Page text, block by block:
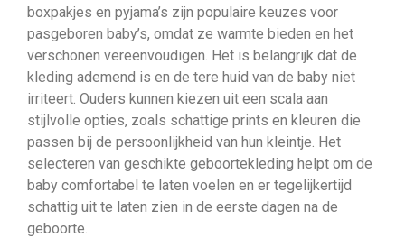
boxpakjes en pyjama’s zijn populaire keuzes voor
pasgeboren baby’s, omdat ze warmte bieden en het
verschonen vereenvoudigen. Het is belangrijk dat de
kleding ademend is en de tere huid van de baby niet
irriteert. Ouders kunnen kiezen uit een scala aan
stijlvolle opties, zoals schattige prints en kleuren die
passen bij de persoonlijkheid van hun kleintje. Het
selecteren van geschikte geboortekleding helpt om de
baby comfortabel te laten voelen en er tegelijkertijd
schattig uit te laten zien in de eerste dagen na de
geboorte.